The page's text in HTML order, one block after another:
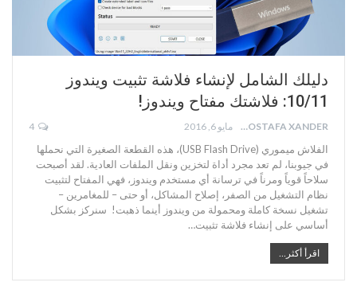
دليلك الشامل لإنشاء فلاشة تثبيت ويندوز
10/11: فلاشتك مفتاح ويندوز!
MOSTAFA XANDER مايو 6, 2016
الفلاش ميموري (USB Flash Drive)، هذه القطعة الصغيرة التي نحملها
في جيوبنا، لم تعد مجرد أداة لتخزين ونقل الملفات العادية. لقد أصبحت
سلاحاً قوياً ومرناً في ترسانة أي مستخدم ويندوز، فهي المفتاح لتثبيت
نظام التشغيل من الصفر، إصلاح المشاكل، أو حتى – للمغامرين –
تشغيل نسخة كاملة ومحمولة من ويندوز أينما ذهبت! سنركز بشكل
أساسي على إنشاء فلاشة تثبيت…
اقرأ أكثر...